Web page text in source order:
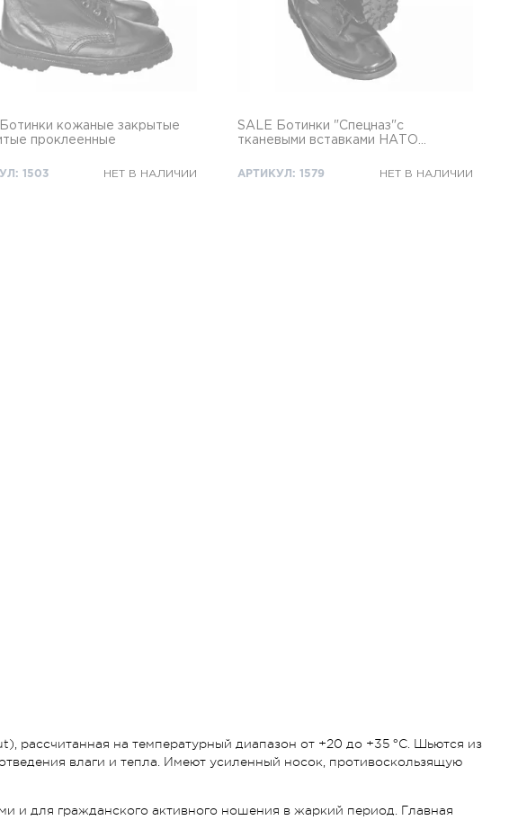
кожаные закрытые
проклеенные
1503 НЕТ В НАЛИЧИИ
SALE Ботинки "Спецназ"с
тканевыми вставками НАТО
АРТИКУЛ: 1579 НЕТ В НАЛИЧИИ
рассчитанная на температурный диапазон от +20 до +35 °C. Шьются из
влаги и тепла. Имеют усиленный носок, противоскользящую
и для гражданского активного ношения в жаркий период. Главная